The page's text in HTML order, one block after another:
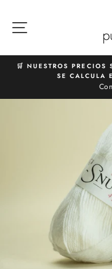
directamente
🛒 NUESTROS
SE CALCULA